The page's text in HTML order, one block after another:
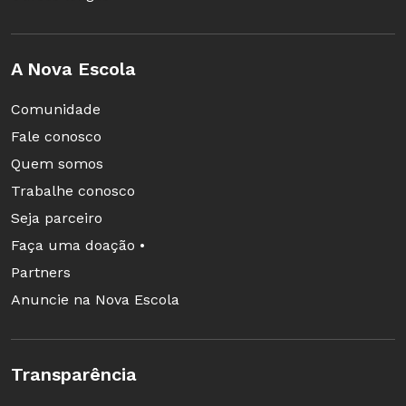
várias vezes, se eu reconhecer quais são as
regularidades", explica Maria José.
A Nova Escola
Comunidade
Fale conosco
Quem somos
Trabalhe conosco
Seja parceiro
Faça uma doação •
Partners
Anuncie na Nova Escola
Transparência